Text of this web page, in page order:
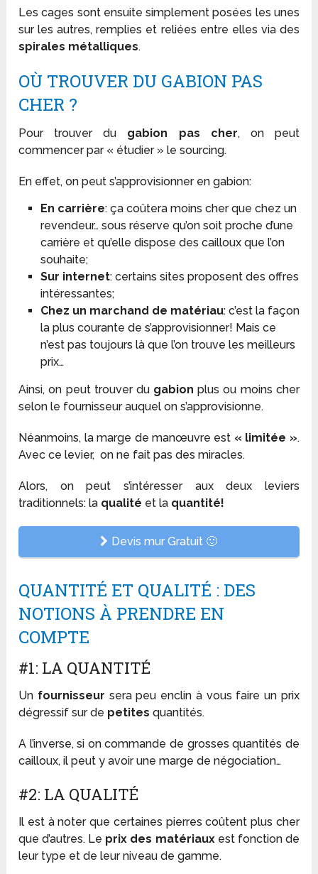
Les cages sont ensuite simplement posées les unes
sur les autres, remplies et reliées entre elles via des
spirales métalliques.
OÙ TROUVER DU GABION PAS
CHER ?
Pour trouver du gabion pas cher, on peut
commencer par « étudier » le sourcing.
En effet, on peut s’approvisionner en gabion:
En carrière: ça coûtera moins cher que chez un
revendeur… sous réserve qu’on soit proche d’une
carrière et qu’elle dispose des cailloux que l’on
souhaite;
Sur internet: certains sites proposent des offres
intéressantes;
Chez un marchand de matériau: c’est la façon
la plus courante de s’approvisionner! Mais ce
n’est pas toujours là que l’on trouve les meilleurs
prix…
Ainsi, on peut trouver du gabion plus ou moins cher
selon le fournisseur auquel on s’approvisionne.
Néanmoins, la marge de manœuvre est « limitée ».
Avec ce levier, on ne fait pas des miracles.
Alors, on peut s’intéresser aux deux leviers
traditionnels: la qualité et la quantité!
Devis mur Gratuit 🙂
QUANTITÉ ET QUALITÉ : DES
NOTIONS À PRENDRE EN
COMPTE
#1: LA QUANTITÉ
Un fournisseur sera peu enclin à vous faire un prix
dégressif sur de petites quantités.
A l’inverse, si on commande de grosses quantités de
cailloux, il peut y avoir une marge de négociation…
#2: LA QUALITÉ
Il est à noter que certaines pierres coûtent plus cher
que d’autres. Le prix des matériauxest fonction de
leur type et de leur niveau de gamme.